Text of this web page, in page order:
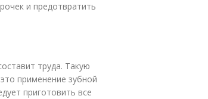
и предотвратить
труда. Такую
применение зубной
приготовить все